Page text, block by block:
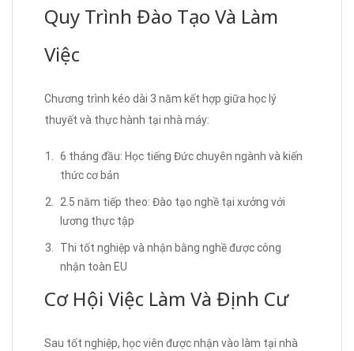
Quy Trình Đào Tạo Và Làm
Việc
Chương trình kéo dài 3 năm kết hợp giữa học lý
thuyết và thực hành tại nhà máy:
6 tháng đầu: Học tiếng Đức chuyên ngành và kiến
thức cơ bản
2.5 năm tiếp theo: Đào tạo nghề tại xưởng với
lương thực tập
Thi tốt nghiệp và nhận bằng nghề được công
nhận toàn EU
Cơ Hội Việc Làm Và Định Cư
Sau tốt nghiệp, học viên được nhận vào làm tại nhà